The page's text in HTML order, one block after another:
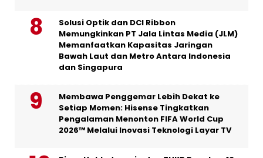
Solusi Optik dan DCI Ribbon
Memungkinkan PT Jala Lintas Media (JLM)
Memanfaatkan Kapasitas Jaringan
Bawah Laut dan Metro Antara Indonesia
dan Singapura
Membawa Penggemar Lebih Dekat ke
Setiap Momen: Hisense Tingkatkan
Pengalaman Menonton FIFA World Cup
2026™ Melalui Inovasi Teknologi Layar TV